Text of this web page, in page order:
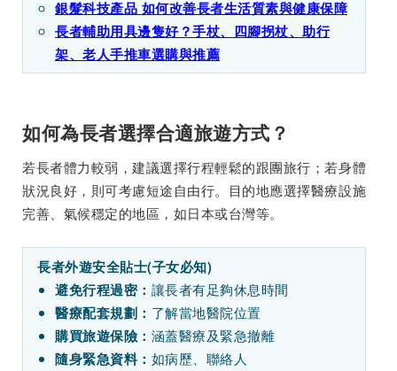
銀髮科技產品 如何改善長者生活質素與健康保障
長者輔助用具邊隻好？手杖、四腳拐杖、助行
架、老人手推車選購與推薦
如何為長者選擇合適旅遊方式？
若長者體力較弱，建議選擇行程輕鬆的跟團旅行；若身體
狀況良好，則可考慮短途自由行。目的地應選擇醫療設施
完善、氣候穩定的地區，如日本或台灣等。
長者外遊安全貼士(子女必知)
避免行程過密： 讓長者有足夠休息時間
醫療配套規劃： 了解當地醫院位置
購買旅遊保險： 涵蓋醫療及緊急撤離
隨身緊急資料： 如病歷、聯絡人